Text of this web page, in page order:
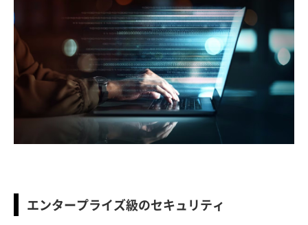
エンタープライズ級のセキュリティ